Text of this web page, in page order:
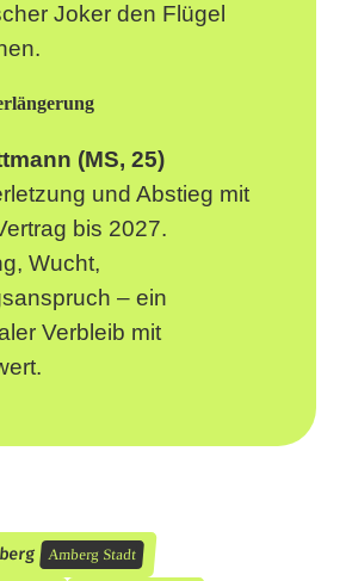
Joker den Flügel
(MS, 25)
und Abstieg mit
bis 2027.
Wucht,
– ein
Verbleib mit
Amberg Stadt